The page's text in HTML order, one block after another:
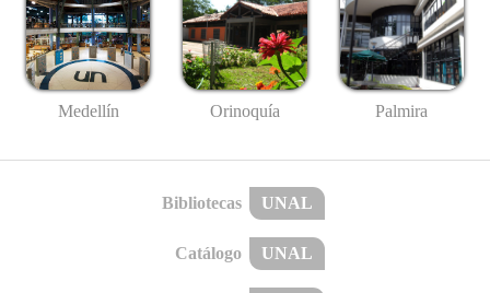
Medellín Orinoquía Palmira
Bibliotecas UNAL
Catálogo UNAL